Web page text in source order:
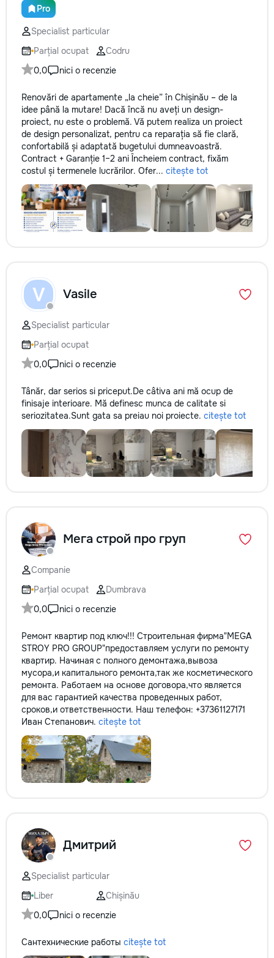
Pro
Specialist particular
Parțial ocupat
Codru
0,0
nici o recenzie
Renovări de apartamente „la cheie” în Chișinău – de la
idee până la mutare! Dacă încă nu aveți un design-
proiect, nu este o problemă. Vă putem realiza un proiect
de design personalizat, pentru ca reparația să fie clară,
confortabilă și adaptată bugetului dumneavoastră.
Contract + Garanție 1–2 ani Încheiem contract, fixăm
costul și termenele lucrărilor. Ofer... citește tot
V Vasile
Specialist particular
Parțial ocupat
0,0
nici o recenzie
Tânăr, dar serios si priceput.De câtiva ani mă ocup de
finisaje interioare. Mă definesc munca de calitate si
seriozitatea.Sunt gata sa preiau noi proiecte. citește tot
Мега строй про груп
Companie
Parțial ocupat
Dumbrava
0,0
nici o recenzie
Ремонт квартир под ключ!!! Строительная фирма"MEGA
STROY PRO GROUP"предоставляем услуги по ремонту
квартир. Начиная с полного демонтажа,вывоза
мусора,и капитального ремонта,так же косметического
ремонта. Работаем на основе договора,что является
для вас гарантией качества проведенных работ,
сроков,и ответственности. Наш телефон: +37361127171
Иван Степанович. citește tot
Дмитрий
Specialist particular
Liber
Chișinău
0,0
nici o recenzie
Сантехнические работы citește tot